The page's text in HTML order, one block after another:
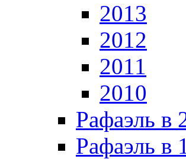
2013
2012
2011
2010
Рафаэль в
Рафаэль в